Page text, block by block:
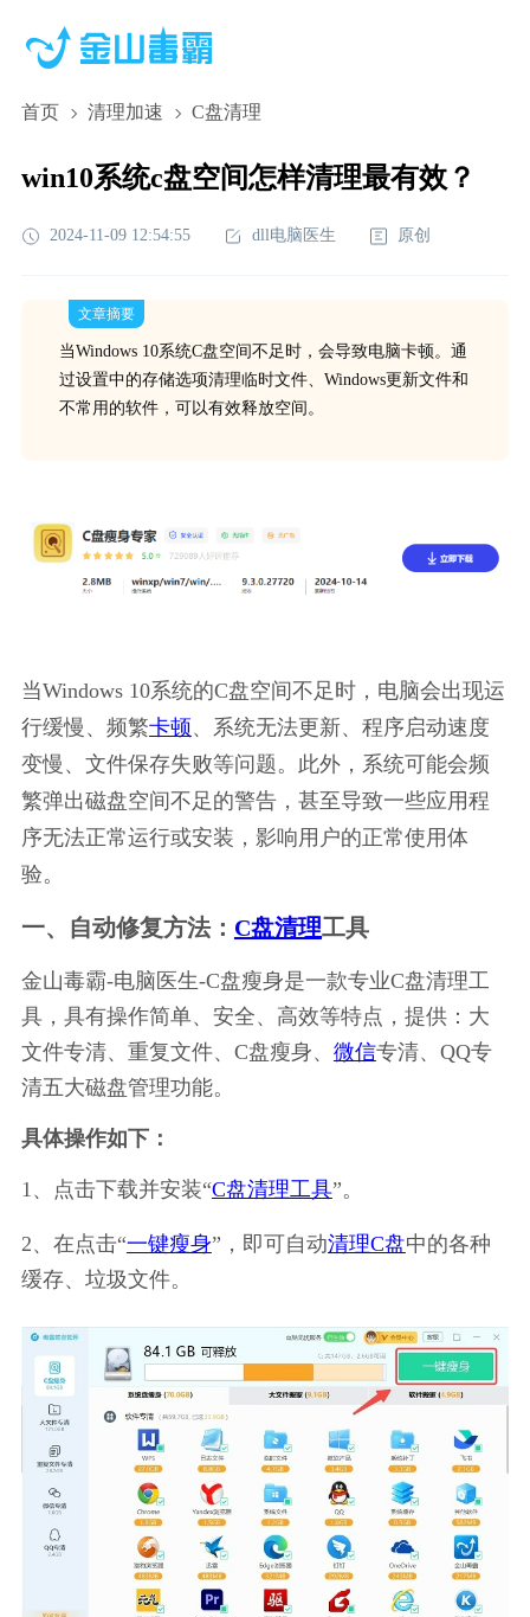
首页 清理加速 C盘清理
win10系统c盘空间怎样清理最有效？
2024-11-09 12:54:55 dll电脑医生 原创
文章摘要
当Windows 10系统C盘空间不足时，会导致电脑卡顿。通
过设置中的存储选项清理临时文件、Windows更新文件和
不常用的软件，可以有效释放空间。
当Windows 10系统的C盘空间不足时，电脑会出现运
行缓慢、频繁卡顿、系统无法更新、程序启动速度
变慢、文件保存失败等问题。此外，系统可能会频
繁弹出磁盘空间不足的警告，甚至导致一些应用程
序无法正常运行或安装，影响用户的正常使用体
验。
一、自动修复方法： C盘清理工具
金山毒霸-电脑医生-C盘瘦身是一款专业C盘清理工
具，具有操作简单、安全、高效等特点，提供：大
文件专清、重复文件、C盘瘦身、 微信专清、QQ专
清五大磁盘管理功能。
具体操作如下：
1、点击下载并安装“C盘清理工具”。
2、在点击“一键瘦身”，即可自动清理C盘中的各种
缓存、垃圾文件。